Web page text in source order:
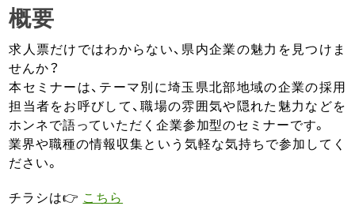
概要
求人票だけではわからない、県内企業の魅力を見つけま
せんか？
本セミナーは、テーマ別に埼玉県北部地域の企業の採用
担当者をお呼びして、職場の雰囲気や隠れた魅力などを
ホンネで語っていただく企業参加型のセミナーです。
業界や職種の情報収集という気軽な気持ちで参加してく
ださい。
チラシは👉 こちら